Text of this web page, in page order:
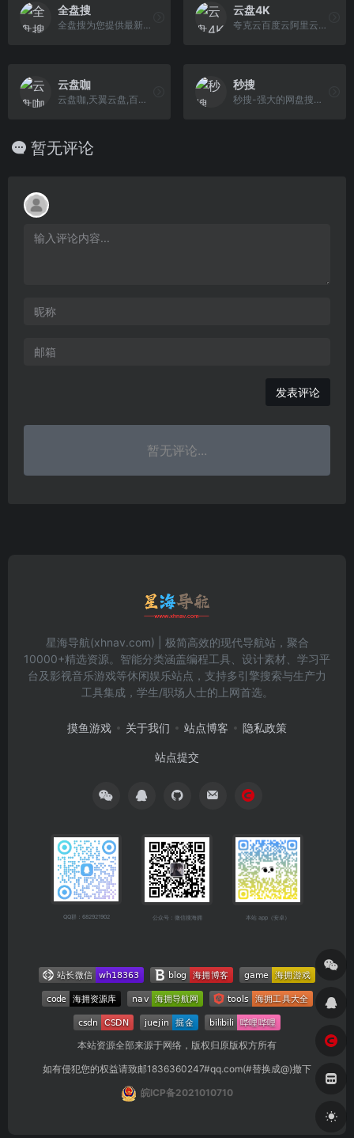
全盘搜
全盘搜为您提供最新最全的百度网盘、阿里云盘、夸克云盘、迅雷网盘、UC网盘等网盘资源搜索服务，每天更新大量最新的网盘资源，资源实时失效检测。包含了海量影视剧、书籍、软件、素材、教程、资料等资源。满足您的需求！
云盘4K
夸克云百度云阿里云网盘资源搜索分享与下载
云盘咖
云盘咖,天翼云盘,百度云盘,阿里云盘,网盘资源收集分享小站
秒搜
秒搜-强大的网盘搜索引擎|百度|阿里|夸克
暂无评论
发表评论
暂无评论...
星海导航(xhnav.com) | 极简高效的现代导航站，聚合
10000+精选资源。智能分类涵盖编程工具、设计素材、学习平
台及影视音乐游戏等休闲娱乐站点，支持多引擎搜索与生产力
工具集成，学生/职场人士的上网首选。
摸鱼游戏 关于我们 站点博客 隐私政策
站点提交
QQ群：682921902 公众号：微信搜海拥 本站 app（安卓）
本站资源全部来源于网络，版权归原版权方所有
如有侵犯您的权益请致邮1836360247#qq.com(#替换成@)撤下
皖ICP备2021010710